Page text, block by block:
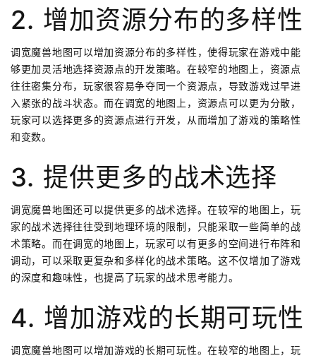
2. 增加资源分布的多样性
调宽魔兽地图可以增加资源分布的多样性，使得玩家在游戏中能
够更加灵活地选择资源点的开发策略。在较窄的地图上，资源点
往往密集分布，玩家很容易争夺同一个资源点，导致游戏过早进
入紧张的战斗状态。而在调宽的地图上，资源点可以更为分散，
玩家可以选择更多的资源点进行开发，从而增加了游戏的策略性
和变数。
3. 提供更多的战术选择
调宽魔兽地图还可以提供更多的战术选择。在较窄的地图上，玩
家的战术选择往往受到地理环境的限制，只能采取一些简单的战
术策略。而在调宽的地图上，玩家可以有更多的空间进行布阵和
调动，可以采取更复杂和多样化的战术策略。这不仅增加了游戏
的深度和趣味性，也提高了玩家的战术思考能力。
4. 增加游戏的长期可玩性
调宽魔兽地图可以增加游戏的长期可玩性。在较窄的地图上，玩